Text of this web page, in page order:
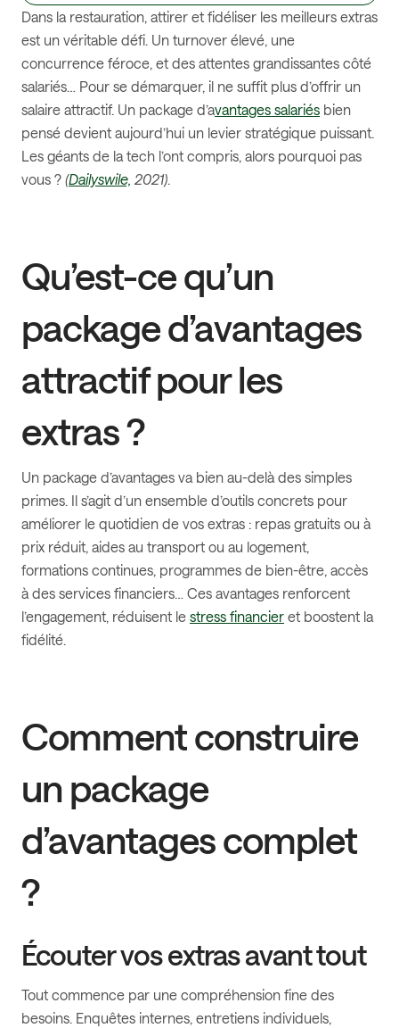
Dans la restauration, attirer et fidéliser les meilleurs extras
est un véritable défi. Un turnover élevé, une
concurrence féroce, et des attentes grandissantes côté
salariés… Pour se démarquer, il ne suffit plus d’offrir un
salaire attractif. Un package d’avantages salariés bien
pensé devient aujourd’hui un levier stratégique puissant.
Les géants de la tech l’ont compris, alors pourquoi pas
vous ? (Dailyswile, 2021).
Qu’est-ce qu’un
package d’avantages
attractif pour les
extras ?
Un package d’avantages va bien au-delà des simples
primes. Il s’agit d’un ensemble d’outils concrets pour
améliorer le quotidien de vos extras : repas gratuits ou à
prix réduit, aides au transport ou au logement,
formations continues, programmes de bien-être, accès
à des services financiers… Ces avantages renforcent
l’engagement, réduisent le stress financier et boostent la
fidélité.
Comment construire
un package
d’avantages complet
?
Écouter vos extras avant tout
Tout commence par une compréhension fine des
besoins. Enquêtes internes, entretiens individuels,